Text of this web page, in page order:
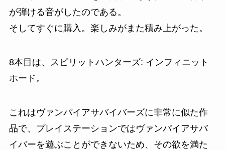
が弾ける音がしたのである。
そしてすぐに購入。楽しみがまた積み上がった。
8本目は、 スピリットハンターズ: インフィニット
ホード。
これはヴァンパイアサバイバーズに非常に似た作
品で、プレイステーションではヴァンパイアサバ
イバーを遊ぶことができないため、その欲を満た